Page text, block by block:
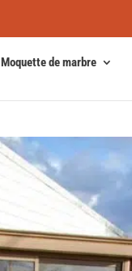
Moquette de marbre